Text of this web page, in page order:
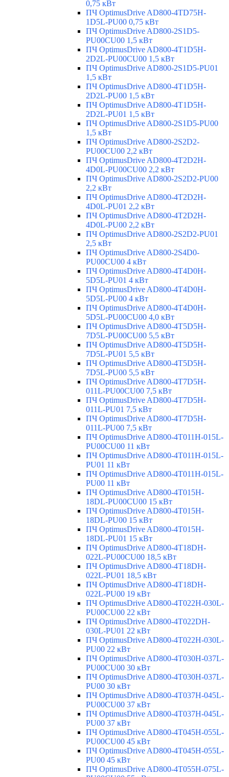
0,75 кВт
ПЧ OptimusDrive AD800-4TD75H-
1D5L-PU00 0,75 кВт
ПЧ OptimusDrive AD800-2S1D5-
PU00CU00 1,5 кВт
ПЧ OptimusDrive AD800-4T1D5H-
2D2L-PU00CU00 1,5 кВт
ПЧ OptimusDrive AD800-2S1D5-PU01
1,5 кВт
ПЧ OptimusDrive AD800-4T1D5H-
2D2L-PU00 1,5 кВт
ПЧ OptimusDrive AD800-4T1D5H-
2D2L-PU01 1,5 кВт
ПЧ OptimusDrive AD800-2S1D5-PU00
1,5 кВт
ПЧ OptimusDrive AD800-2S2D2-
PU00CU00 2,2 кВт
ПЧ OptimusDrive AD800-4T2D2H-
4D0L-PU00CU00 2,2 кВт
ПЧ OptimusDrive AD800-2S2D2-PU00
2,2 кВт
ПЧ OptimusDrive AD800-4T2D2H-
4D0L-PU01 2,2 кВт
ПЧ OptimusDrive AD800-4T2D2H-
4D0L-PU00 2,2 кВт
ПЧ OptimusDrive AD800-2S2D2-PU01
2,5 кВт
ПЧ OptimusDrive AD800-2S4D0-
PU00CU00 4 кВт
ПЧ OptimusDrive AD800-4T4D0H-
5D5L-PU01 4 кВт
ПЧ OptimusDrive AD800-4T4D0H-
5D5L-PU00 4 кВт
ПЧ OptimusDrive AD800-4T4D0H-
5D5L-PU00CU00 4,0 кВт
ПЧ OptimusDrive AD800-4T5D5H-
7D5L-PU00CU00 5,5 кВт
ПЧ OptimusDrive AD800-4T5D5H-
7D5L-PU01 5,5 кВт
ПЧ OptimusDrive AD800-4T5D5H-
7D5L-PU00 5,5 кВт
ПЧ OptimusDrive AD800-4T7D5H-
011L-PU00CU00 7,5 кВт
ПЧ OptimusDrive AD800-4T7D5H-
011L-PU01 7,5 кВт
ПЧ OptimusDrive AD800-4T7D5H-
011L-PU00 7,5 кВт
ПЧ OptimusDrive AD800-4T011H-015L-
PU00CU00 11 кВт
ПЧ OptimusDrive AD800-4T011H-015L-
PU01 11 кВт
ПЧ OptimusDrive AD800-4T011H-015L-
PU00 11 кВт
ПЧ OptimusDrive AD800-4T015H-
18DL-PU00CU00 15 кВт
ПЧ OptimusDrive AD800-4T015H-
18DL-PU00 15 кВт
ПЧ OptimusDrive AD800-4T015H-
18DL-PU01 15 кВт
ПЧ OptimusDrive AD800-4T18DH-
022L-PU00CU00 18,5 кВт
ПЧ OptimusDrive AD800-4T18DH-
022L-PU01 18,5 кВт
ПЧ OptimusDrive AD800-4T18DH-
022L-PU00 19 кВт
ПЧ OptimusDrive AD800-4T022H-030L-
PU00CU00 22 кВт
ПЧ OptimusDrive AD800-4T022DH-
030L-PU01 22 кВт
ПЧ OptimusDrive AD800-4T022H-030L-
PU00 22 кВт
ПЧ OptimusDrive AD800-4T030H-037L-
PU00CU00 30 кВт
ПЧ OptimusDrive AD800-4T030H-037L-
PU00 30 кВт
ПЧ OptimusDrive AD800-4T037H-045L-
PU00CU00 37 кВт
ПЧ OptimusDrive AD800-4T037H-045L-
PU00 37 кВт
ПЧ OptimusDrive AD800-4T045H-055L-
PU00CU00 45 кВт
ПЧ OptimusDrive AD800-4T045H-055L-
PU00 45 кВт
ПЧ OptimusDrive AD800-4T055H-075L-